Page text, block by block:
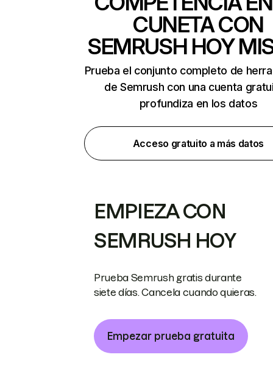
CUNETA CON
SEMRUSH HOY
Prueba el conjunto completo de
de Semrush con una cuenta
profundiza en los datos
Acceso gratuito a más datos
EMPIEZA CON
SEMRUSH HOY
Prueba Semrush gratis durante
siete días. Cancela cuando quieras.
Empezar prueba gratuita